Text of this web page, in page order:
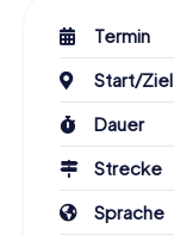
Termin
Start/Ziel
Dauer
Strecke
Sprache